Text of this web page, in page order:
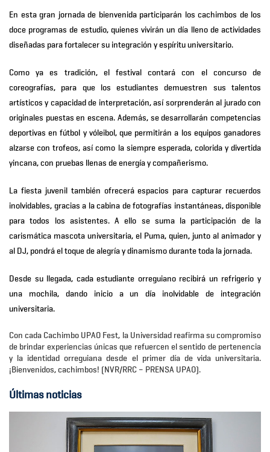
En esta gran jornada de bienvenida participarán los cachimbos de los
doce programas de estudio, quienes vivirán un día lleno de actividades
diseñadas para fortalecer su integración y espíritu universitario.
Como ya es tradición, el festival contará con el concurso de
coreografías, para que los estudiantes demuestren sus talentos
artísticos y capacidad de interpretación, así sorprenderán al jurado con
originales puestas en escena. Además, se desarrollarán competencias
deportivas en fútbol y vóleibol, que permitirán a los equipos ganadores
alzarse con trofeos, así como la siempre esperada, colorida y divertida
yincana, con pruebas llenas de energía y compañerismo.
La fiesta juvenil también ofrecerá espacios para capturar recuerdos
inolvidables, gracias a lacabina de fotografías instantáneas, disponible
para todos los asistentes. A ello se suma la participación de la
carismática mascota universitaria, el Puma, quien, junto al animador y
al DJ, pondrá el toque de alegría y dinamismo durante toda la jornada.
Desde su llegada, cada estudiante orreguiano recibirá un refrigerio y
una mochila, dando inicio a un día inolvidable de integración
universitaria.
Con cada Cachimbo UPAO Fest, la Universidad reafirma su compromiso
de brindar experiencias únicas que refuercen el sentido de pertenencia
y la identidad orreguiana desde el primer día de vida universitaria.
¡Bienvenidos, cachimbos! (NVR/RRC – PRENSA UPAO).
Últimas noticias